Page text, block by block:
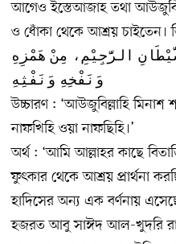
আগেও ইস্তেআজাহ তথা
ও ধোঁকা থেকে আশ্রয় চাইতেন।
الرَّجِيْمِ، مِنْ هَمْزِهِ
وَنَفْخِهِ وَنَفْثِهِ
উচ্চারণ : ‘আউজুবিল্লাহি মিনাশ
নাফখিহি ওয়া নাফছিহি।’
অর্থ : ‘আমি আল্লাহর কাছে
ফুৎকার থেকে আশ্রয় প্রার্থনা
হাদিসের অন্য এক বর্ণনায়
হজরত আবু সাঈদ আল-খুদরি